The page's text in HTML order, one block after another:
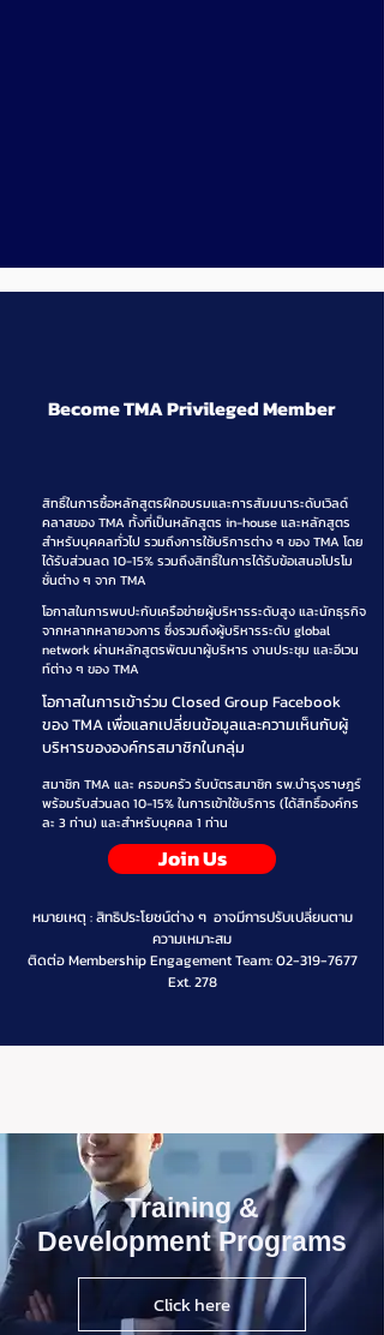
Become TMA Privileged Member
สิทธิ์ในการซื้อหลักสูตรฝึกอบรมและการสัมมนาระดับเวิลด์
คลาสของ TMA ทั้งที่เป็นหลักสูตร in-house และหลักสูตร
สำหรับบุคคลทั่วไป รวมถึงการใช้บริการต่าง ๆ ของ TMA โดย
ได้รับส่วนลด 10-15% รวมถึงสิทธิ์ในการได้รับข้อเสนอโปรโม
ชั่นต่าง ๆ จาก TMA
โอกาสในการพบปะกับเครือข่ายผู้บริหารระดับสูง และนักธุรกิจ
จากหลากหลายวงการ ซึ่งรวมถึงผู้บริหารระดับ global
network ผ่านหลักสูตรพัฒนาผู้บริหาร งานประชุม และอีเวน
ท์ต่าง ๆ ของ TMA
โอกาสในการเข้าร่วม Closed Group Facebook
ของ TMA เพื่อแลกเปลี่ยนข้อมูลและความเห็นกับผู้
บริหารขององค์กรสมาชิกในกลุ่ม
สมาชิก TMA และ ครอบครัว รับบัตรสมาชิก รพ.บำรุงราษฎร์
พร้อมรับส่วนลด 10-15% ในการเข้าใช้บริการ (ได้สิทธิ์องค์กร
ละ 3 ท่าน) และสำหรับบุคคล 1 ท่าน
Join Us
หมายเหตุ : สิทธิประโยชน์ต่าง ๆ อาจมีการปรับเปลี่ยนตาม
ความเหมาะสม
ติดต่อ Membership Engagement Team:02-319-7677
Ext. 278
Training &
Development Programs
Click here